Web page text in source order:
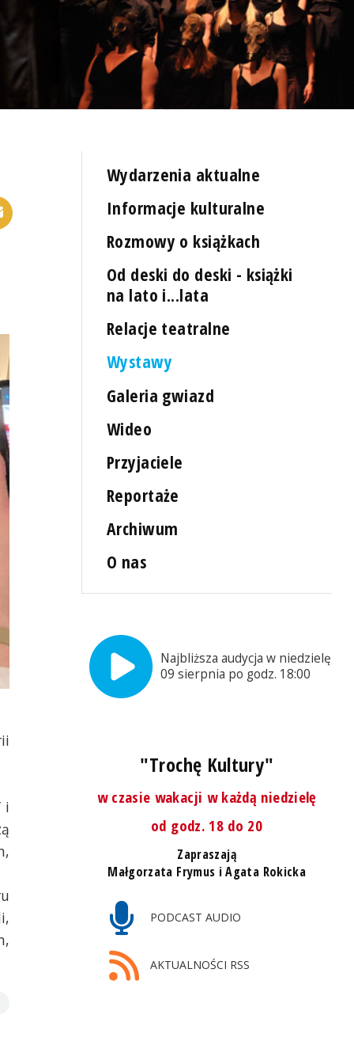
i
Wydarzenia aktualne
Informacje kulturalne
Rozmowy o książkach
Od deski do deski - książki
na lato i...lata
Relacje teatralne
Wystawy
Galeria gwiazd
Wideo
Przyjaciele
Reportaże
Archiwum
O nas
Najbliższa audycja w niedzielę,
09 sierpnia po godz. 18:00
"Trochę Kultury"
w czasie wakacji w każdą niedzielę
od godz. 18 do 20
Zapraszają
Małgorzata Frymus i Agata Rokicka
PODCAST AUDIO
AKTUALNOŚCI RSS